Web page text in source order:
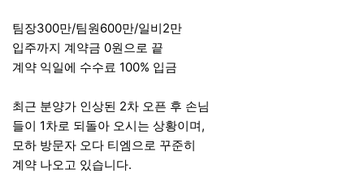
팀장300만/팀원600만/일비2만
입주까지 계약금 0원으로 끝
계약 익일에 수수료 100% 입금
최근 분양가 인상된 2차 오픈 후 손님
들이 1차로 되돌아 오시는 상황이며,
모하 방문자 오다 티엠으로 꾸준히
계약 나오고 있습니다.